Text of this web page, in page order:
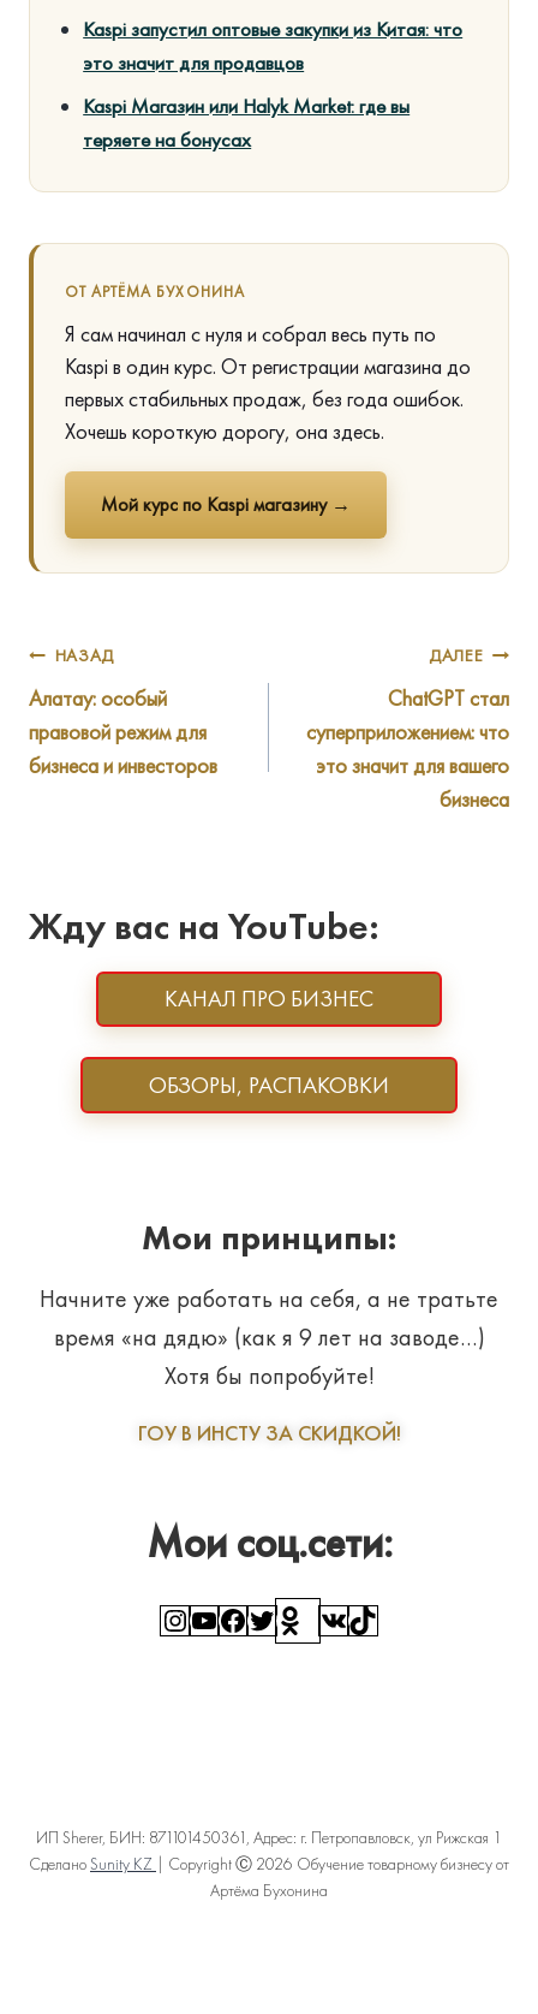
Kaspi запустил оптовые закупки из Китая: что
это значит для продавцов
Kaspi Магазин или Halyk Market: где вы
теряете на бонусах
ОТ АРТЁМА БУХОНИНА
Я сам начинал с нуля и собрал весь путь по
Kaspi в один курс. От регистрации магазина до
первых стабильных продаж, без года ошибок.
Хочешь короткую дорогу, она здесь.
Мой курс по Kaspi магазину →
Навигация
по
записям
НАЗАД
Алатау: особый
правовой режим для
бизнеса и инвесторов
ДАЛЕЕ
ChatGPT стал
суперприложением: что
это значит для вашего
бизнеса
Жду вас на YouTube:
КАНАЛ ПРО БИЗНЕС
ОБЗОРЫ, РАСПАКОВКИ
Мои принципы:
Начните уже работать на себя, а не тратьте
время «на дядю» (как я 9 лет на заводе…)
Хотя бы попробуйте!
ГОУ В ИНСТУ ЗА СКИДКОЙ!
Мои соц.сети:
Instagram
YouTube
Facebook
TwitterСсылкаВКонтакте
TikTok
ИП Sherer, БИН: 871101450361, Адрес: г. Петропавловск, ул Рижская 1
Сделано Sunity KZ
| Copyright Ⓒ 2026 Обучение товарному бизнесу от
Артёма Бухонина